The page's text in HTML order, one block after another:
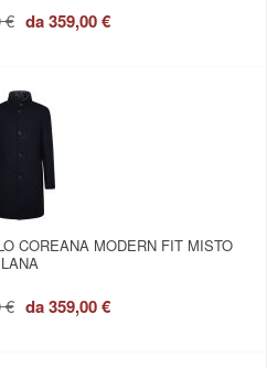
€ da359,00 €
COREANA MODERN FIT MISTO
LANA
€ da359,00 €